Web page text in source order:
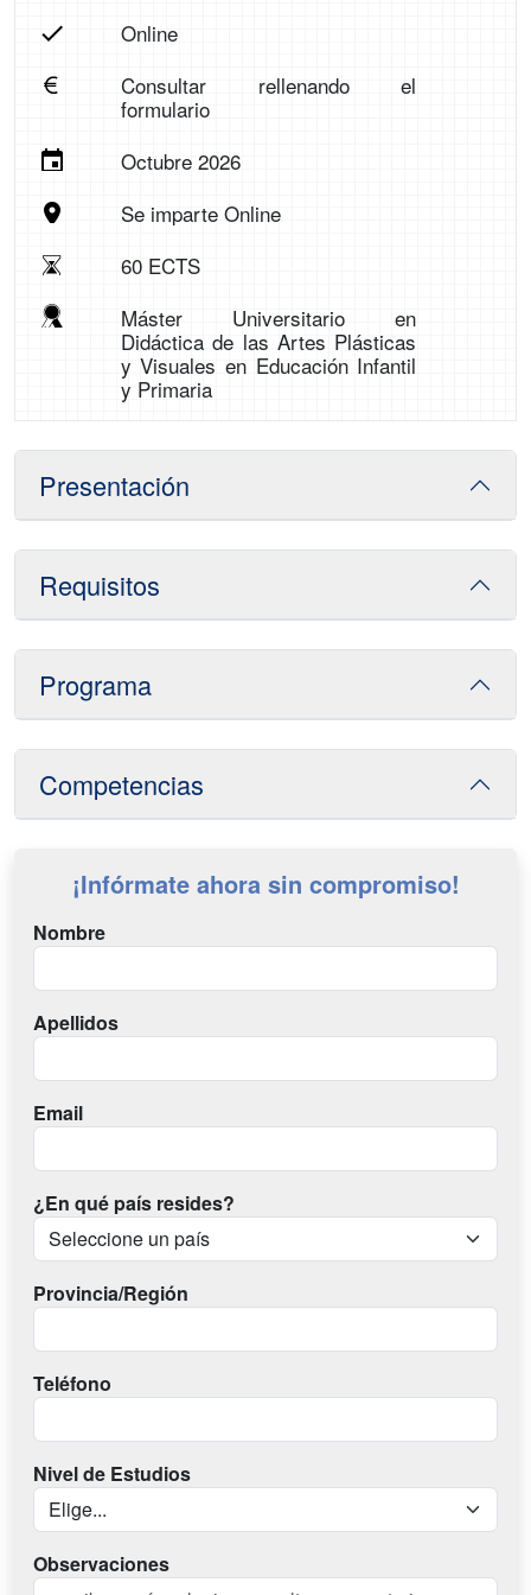
Online
Consultar rellenando el
formulario
Octubre 2026
Se imparte Online
60 ECTS
Máster Universitario en
Didáctica de las Artes Plásticas
y Visuales en Educación Infantil
y Primaria
Presentación
Requisitos
Programa
Competencias
¡Infórmate ahora sin compromiso!
Nombre
Apellidos
Email
¿En qué país resides?
Provincia/Región
Teléfono
Nivel de Estudios
Observaciones